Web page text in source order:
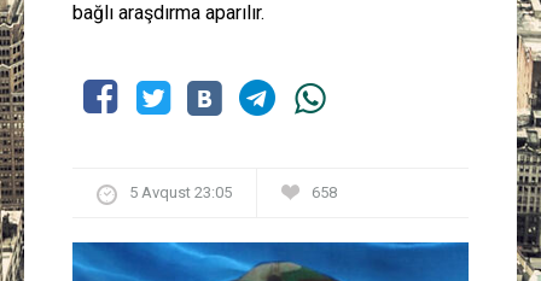
bağlı araşdırma aparılır.
5 Avqust 23:05 658